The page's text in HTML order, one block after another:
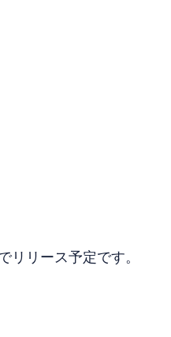
リリース予定です。